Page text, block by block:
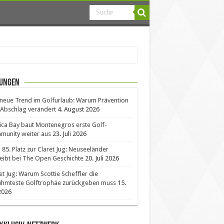
Trend im Golfurlaub: Warum Prävention
verändert 4. August 2026
Bay baut Montenegros erste Golf-
weiter aus 23. Juli 2026
85. Platz zur Claret Jug: Neuseeländer
bei The Open Geschichte 20. Juli 2026
Jug: Warum Scottie Scheffler die
Golftrophäe zurückgeben muss 15.